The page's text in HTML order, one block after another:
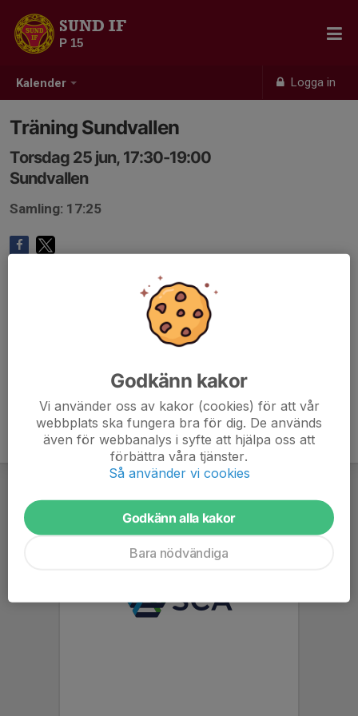
Kalender Logga in
SUND IF
P 15
Träning Sundvallen
Torsdag 25 jun, 17:30-19:00
Sundvallen
Samling: 17:25
Godkänn kakor
Vi använder oss av kakor (cookies) för att vår
webbplats ska fungera bra för dig. De används
även för webbanalys i syfte att hjälpa oss att
förbättra våra tjänster.
Så använder vi cookies
Godkänn alla kakor
Bara nödvändiga